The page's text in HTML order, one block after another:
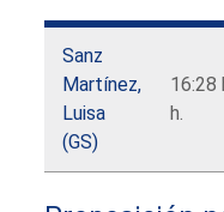
Sanz
Martínez,
Luisa
(GS)
16:28
h.